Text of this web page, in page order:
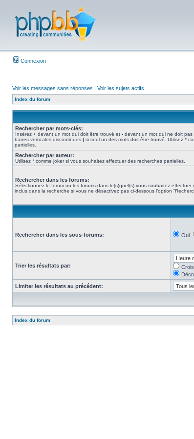
Connexion
Voir les messages sans réponses | Voir les sujets actifs
Index du forum
Rechercher par mots-clés:
Insérez + devant un mot qui doit être trouvé et - devant un mot qui ne doit
barres verticales discontinues | si seul un des mots doit être trouvé. Utilisez *
partielles.
Rechercher par auteur:
Utilisez * comme joker si vous souhaitez effectuer des recherches partielles.
Rechercher dans les forums:
Sélectionnez le forum ou les forums dans le(s)quel(s) vous souhaitez
inclus dans la recherche si vous ne désactivez pas ci-dessous l’option
Rechercher dans les sous-forums: Oui
Trier les résultats par:
Limiter les résultats au précédent:
Index du forum